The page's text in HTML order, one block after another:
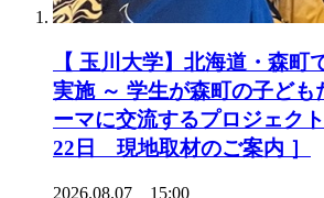
【 玉川大学】北海道・森町
実施 ～ 学生が森町の子ども
ーマに交流するプロジェク
22日 現地取材のご案内 ］
2026.08.07 15:00